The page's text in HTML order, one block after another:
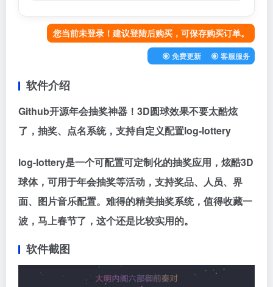
您当前未登录！建议登陆后购买，可保存购买订单。
免费更新 客服服务
软件介绍
Github开源年会抽奖神器！3D圆球效果不要太酷炫
了，抽奖、点名系统，支持自定义配置log-lottery
log-lottery是一个可配置可定制化的抽奖应用，炫酷3D
球体，可用于年会抽奖等活动，支持奖品、人员、界
面、图片音乐配置。难得的精美抽奖系统，值得收藏一
波，马上春节了，这个还是比较实用的。
软件截图